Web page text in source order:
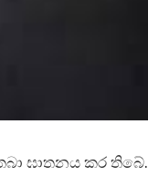
ඝාතනය කර තිබේ.